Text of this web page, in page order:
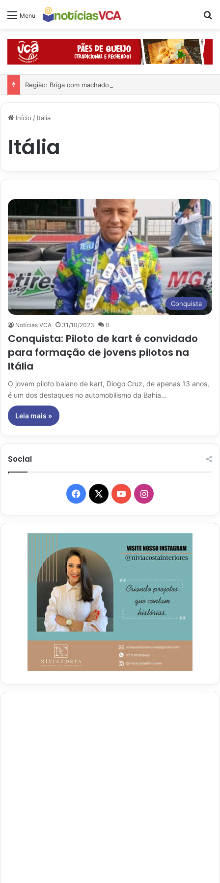
Menu
Região: Briga com machado quase acaba em tragédia
Início / Itália
Itália
Conquista
Notícias VCA 31/10/2023 0
Conquista: Piloto de kart é convidado
para formação de jovens pilotos na
Itália
O jovem piloto baiano de kart, Diogo Cruz, de apenas 13 anos,
é um dos destaques no automobilismo da Bahia…
Leia mais »
Social
Facebook
X YouTubeInstagram